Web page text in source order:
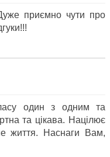
приємно чути про
один з одним та
та цікава. Націлює
життя. Наснаги Вам,